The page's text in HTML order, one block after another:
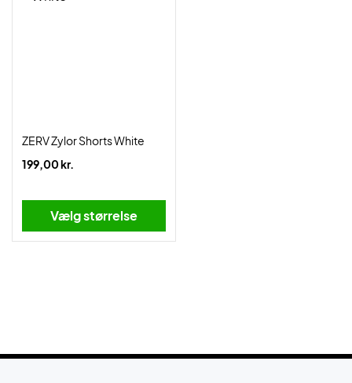
ZERV Zylor Shorts White
199,00 kr.
Vælg størrelse